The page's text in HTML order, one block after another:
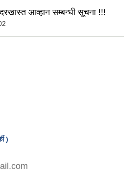
आव्हान सम्बन्धी सूचना !!!
)